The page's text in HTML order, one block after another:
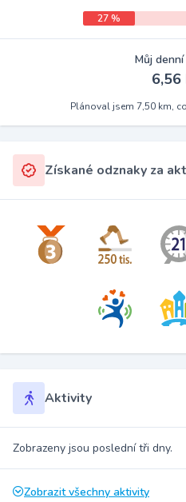
27 %
Můj
6,56
Plánoval jsem 7,50 km,
Získané odznaky za
Aktivity
Zobrazeny jsou poslední tři dny.
Zobrazit všechny aktivity